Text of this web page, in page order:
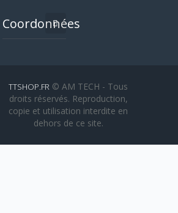
Coordonnées
TTSHOP.FR © AM TECH - Tous
droits réservés. Reproduction,
copie et utilisation interdite en
dehors de ce site.